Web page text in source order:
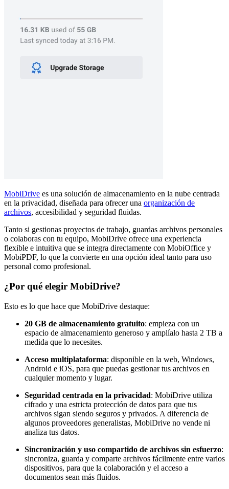
MobiDrive es una solución de almacenamiento en la nube centrada
en la privacidad, diseñada para ofrecer una organización de
archivos, accesibilidad y seguridad fluidas.
Tanto si gestionas proyectos de trabajo, guardas archivos personales
o colaboras con tu equipo, MobiDrive ofrece una experiencia
flexible e intuitiva que se integra directamente con MobiOffice y
MobiPDF, lo que la convierte en una opción ideal tanto para uso
personal como profesional.
¿Por qué elegir MobiDrive?
Esto es lo que hace que MobiDrive destaque:
20 GB de almacenamiento gratuito: empieza con un
espacio de almacenamiento generoso y amplíalo hasta 2 TB a
medida que lo necesites.
Acceso multiplataforma: disponible en la web, Windows,
Android e iOS, para que puedas gestionar tus archivos en
cualquier momento y lugar.
Seguridad centrada en la privacidad: MobiDrive utiliza
cifrado y una estricta protección de datos para que tus
archivos sigan siendo seguros y privados. A diferencia de
algunos proveedores generalistas, MobiDrive no vende ni
analiza tus datos.
Sincronización y uso compartido de archivos sin esfuerzo:
sincroniza, guarda y comparte archivos fácilmente entre varios
dispositivos, para que la colaboración y el acceso a
documentos sean más fluidos.